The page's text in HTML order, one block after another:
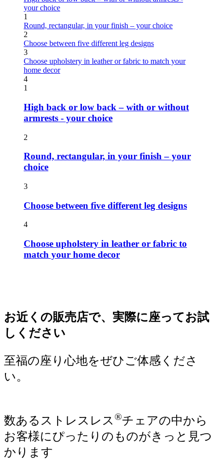
your choice
1
Round, rectangular, in your finish – your choice
2
Choose between five different leg designs
3
Choose upholstery in leather or fabric to match your
home decor
4
1
High back or low back – with or without
armrests - your choice
2
Round, rectangular, in your finish – your
choice
3
Choose between five different leg designs
4
Choose upholstery in leather or fabric to
match your home decor
お近くの販売店で、実際に座ってお試
しください
至福の座り心地をぜひご体感くださ
い。
数あるストレスレス®チェアの中から
お客様にぴったりのものがきっと見つ
かります